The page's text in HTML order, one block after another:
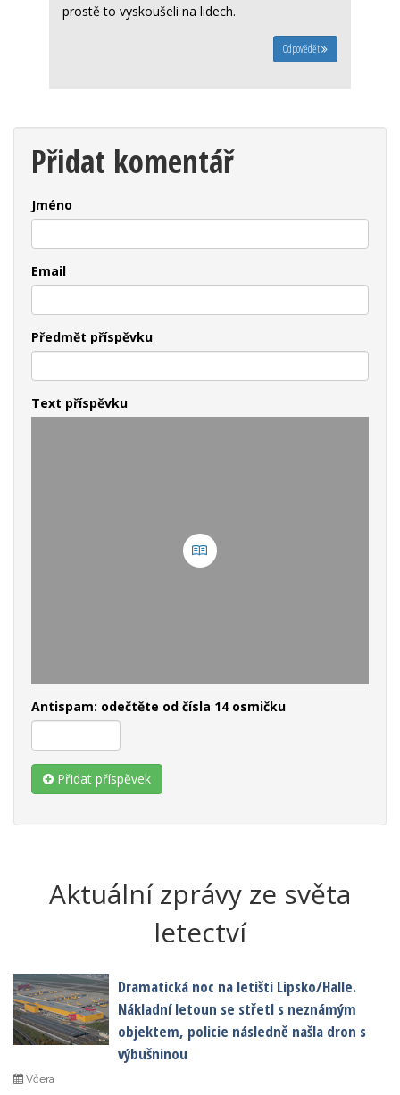
prostě to vyskoušeli na lidech.
Odpovědět
Přidat komentář
Jméno
Email
Předmět příspěvku
Text příspěvku
Antispam: odečtěte od čísla 14 osmičku
Přidat příspěvek
Aktuální zprávy ze světa
letectví
Dramatická noc na letišti Lipsko/Halle.
Nákladní letoun se střetl s neznámým
objektem, policie následně našla dron s
výbušninou
Včera